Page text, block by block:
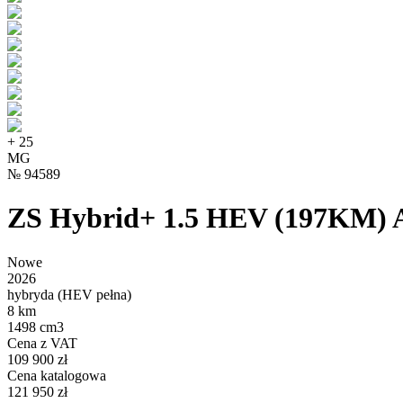
+ 25
MG
№ 94589
ZS Hybrid+ 1.5 HEV (197KM)
Nowe
2026
hybryda (HEV pełna)
8 km
1498 cm3
Cena z VAT
109 900 zł
Cena katalogowa
121 950 zł